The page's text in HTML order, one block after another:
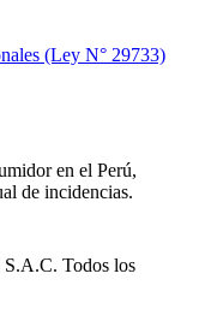
(Ley N° 29733)
en el Perú,
de incidencias.
Todos los